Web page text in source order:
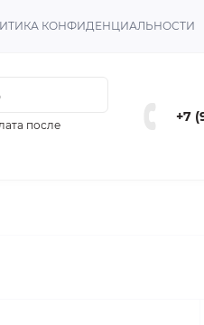
КОНФИДЕНЦИАЛЬНОСТИ
после
+7